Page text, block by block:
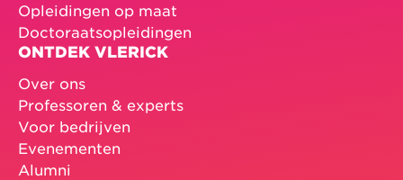
Opleidingen op maat
Doctoraatsopleidingen
ONTDEK VLERICK
Over ons
Professoren & experts
Voor bedrijven
Evenementen
Alumni